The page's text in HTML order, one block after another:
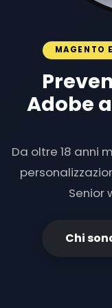
MAGENTO
Adobe
Da oltre 18 anni
Senior
Chi